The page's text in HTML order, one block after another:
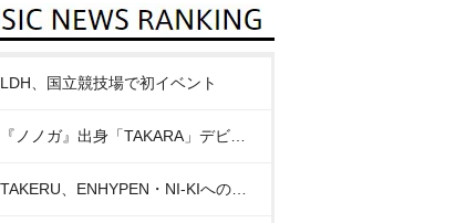
LDH、国立競技場で初イベント